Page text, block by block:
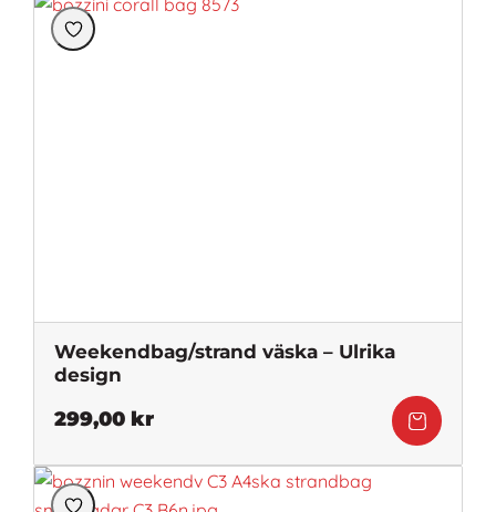
Weekendbag/strand väska – Ulrika
design
299,00 kr